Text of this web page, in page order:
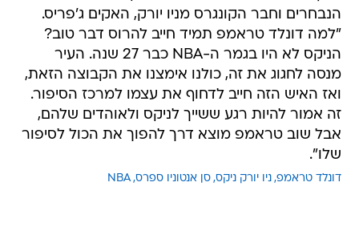
הנבחרים וחבר הקונגרס מניו יורק, האקים ג'פריס.
"למה דונלד טראמפ תמיד חייב להרוס דבר טוב?
הניקס לא היו בגמר ה-NBA כבר 27 שנה. העיר
מנסה לחגוג את זה, כולנו אימצנו את הקבוצה הזאת,
ואז האיש הזה חייב לדחוף את עצמו למרכז הסיפור.
זה אמור להיות רגע ששייך לניקס ולאוהדים שלהם,
אבל שוב טראמפ מוצא דרך להפוך את הכול לסיפור
שלו".
דונלד טראמפ ניו יורק ניקס סן אנטוניו ספרס NBA